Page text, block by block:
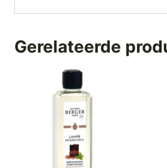
Gerelateerde